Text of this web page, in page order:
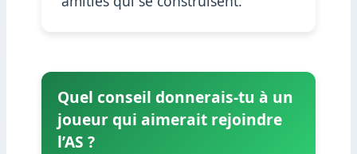
Quel conseil donnerais-tu à un
joueur qui aimerait rejoindre
l’AS ?